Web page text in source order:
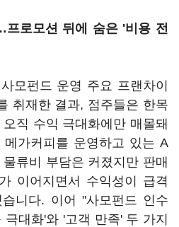
프로모션 뒤에 숨은 '비용 전
모펀드 운영 주요 프랜차이
취재한 결과, 점주들은 한목
직 수익 극대화에만 매몰돼
메가커피를 운영하고 있는 A
류비 부담은 커졌지만 판매
이어지면서 수익성이 급격
니다. 이어 "사모펀드 인수
대화'와 '고객 만족' 두 가지